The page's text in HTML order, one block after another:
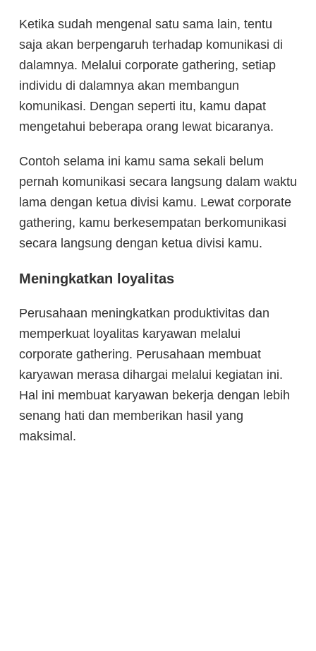
Ketika sudah mengenal satu sama lain, tentu
saja akan berpengaruh terhadap komunikasi di
dalamnya. Melalui corporate gathering, setiap
individu di dalamnya akan membangun
komunikasi. Dengan seperti itu, kamu dapat
mengetahui beberapa orang lewat bicaranya.
Contoh selama ini kamu sama sekali belum
pernah komunikasi secara langsung dalam waktu
lama dengan ketua divisi kamu. Lewat corporate
gathering, kamu berkesempatan berkomunikasi
secara langsung dengan ketua divisi kamu.
Meningkatkan loyalitas
Perusahaan meningkatkan produktivitas dan
memperkuat loyalitas karyawan melalui
corporate gathering. Perusahaan membuat
karyawan merasa dihargai melalui kegiatan ini.
Hal ini membuat karyawan bekerja dengan lebih
senang hati dan memberikan hasil yang
maksimal.